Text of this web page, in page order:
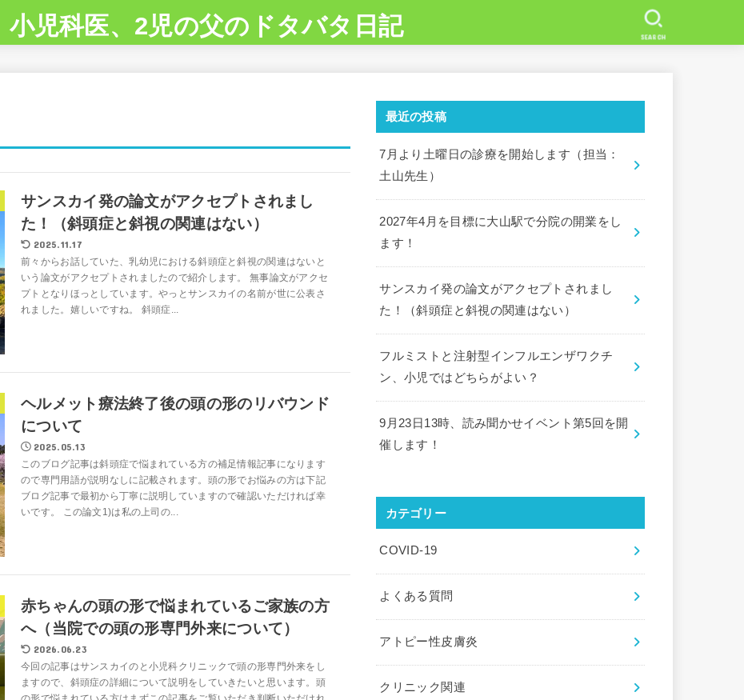
小児科医、2児の父のドタバタ日記 SEARCH
サンスカイ発の論文がアクセプトされまし
た！（斜頭症と斜視の関連はない）
2025.11.17
前々からお話していた、乳幼児における斜頭症と斜視の関連はないと
いう論文がアクセプトされましたので紹介します。 無事論文がアクセ
プトとなりほっとしています。やっとサンスカイの名前が世に公表さ
れました。嬉しいですね。 斜頭症...
ヘルメット療法終了後の頭の形のリバウンド
について
2025.05.13
このブログ記事は斜頭症で悩まれている方の補足情報記事になります
ので専門用語が説明なしに記載されます。頭の形でお悩みの方は下記
ブログ記事で最初から丁寧に説明していますので確認いただければ幸
いです。 この論文1)は私の上司の...
赤ちゃんの頭の形で悩まれているご家族の方
へ（当院での頭の形専門外来について）
2026.06.23
今回の記事はサンスカイのと小児科クリニックで頭の形専門外来をし
ますので、斜頭症の詳細について説明をしていきたいと思います。頭
最近の投稿
7月より土曜日の診療を開始します（担当：
土山先生）
2027年4月を目標に大山駅で分院の開業をし
ます！
サンスカイ発の論文がアクセプトされまし
た！（斜頭症と斜視の関連はない）
フルミストと注射型インフルエンザワクチ
ン、小児ではどちらがよい？
9月23日13時、読み聞かせイベント第5回を開
催します！
カテゴリー
COVID-19
よくある質問
アトピー性皮膚炎
クリニック関連